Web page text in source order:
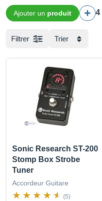
Ajouter un produit 4
Filtrer Trier
Sonic Research ST-200
Stomp Box Strobe
Tuner
Accordeur Guitare
(5)